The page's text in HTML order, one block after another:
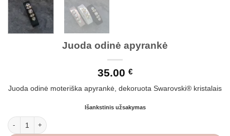
Juoda odinė apyrankė
35.00 €
Juoda odinė moteriška apyrankė, dekoruota Swarovski® kristalais
Išankstinis užsakymas
produkto kiekis: Juoda odinė apyrankė